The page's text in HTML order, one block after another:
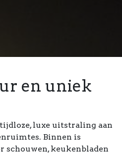
en uniek
luxe uitstraling aan
Binnen is
schouwen, keukenbladen